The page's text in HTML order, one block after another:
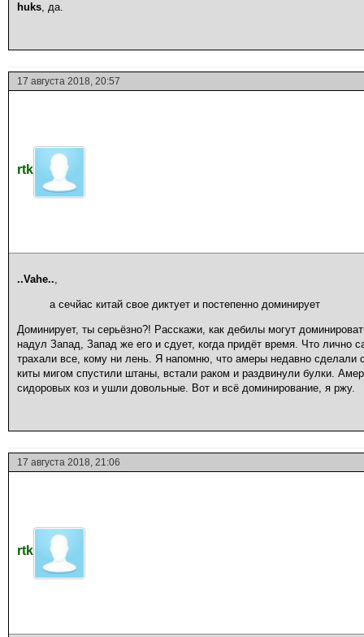
huks, да.
17 августа 2018, 20:57
rtk
..Vahe..,
а сечйас китай свое диктует и постепенно доминирует
Доминирует, ты серьёзно?! Расскажи, как дебилы могут
надул Запад, Запад же его и сдует, когда придёт время. Что лично
трахали все, кому ни лень. Я напомню, что амеры недавно сделали
киты мигом спустили штаны, встали раком и раздвинули булки.
сидоровых коз и ушли довольные. Вот и всё доминирование, я ржу.
17 августа 2018, 21:06
rtk